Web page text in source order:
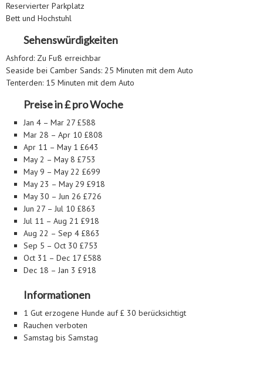
Reservierter Parkplatz
Bett und Hochstuhl
Sehenswürdigkeiten
Ashford: Zu Fuß erreichbar
Seaside bei Camber Sands: 25 Minuten mit dem Auto
Tenterden: 15 Minuten mit dem Auto
Preise in £ pro Woche
Jan 4 – Mar 27 £588
Mar 28 – Apr 10 £808
Apr 11 – May 1 £643
May 2 – May 8 £753
May 9 – May 22 £699
May 23 – May 29 £918
May 30 – Jun 26 £726
Jun 27 – Jul 10 £863
Jul 11 – Aug 21 £918
Aug 22 – Sep 4 £863
Sep 5 – Oct 30 £753
Oct 31 – Dec 17 £588
Dec 18 – Jan 3 £918
Informationen
1 Gut erzogene Hunde auf £ 30 berücksichtigt
Rauchen verboten
Samstag bis Samstag